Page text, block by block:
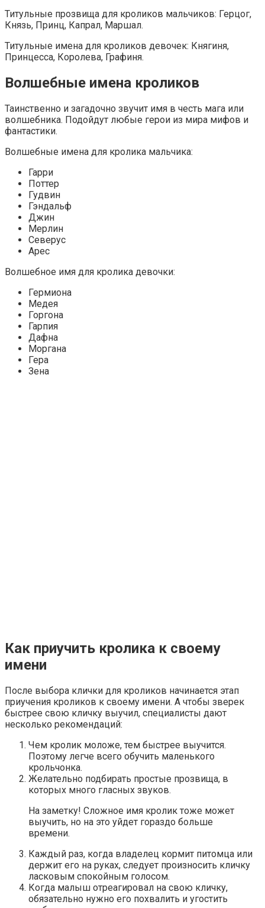
Титульные прозвища для кроликов мальчиков: Герцог,
Князь, Принц, Капрал, Маршал.
Титульные имена для кроликов девочек: Княгиня,
Принцесса, Королева, Графиня.
Волшебные имена кроликов
Таинственно и загадочно звучит имя в честь мага или
волшебника. Подойдут любые герои из мира мифов и
фантастики.
Волшебные имена для кролика мальчика:
Гарри
Поттер
Гудвин
Гэндальф
Джин
Мерлин
Северус
Арес
Волшебное имя для кролика девочки:
Гермиона
Медея
Горгона
Гарпия
Дафна
Моргана
Гера
Зена
Как приучить кролика к своему
имени
После выбора клички для кроликов начинается этап
приучения кроликов к своему имени. А чтобы зверек
быстрее свою кличку выучил, специалисты дают
несколько рекомендаций:
Чем кролик моложе, тем быстрее выучится.
Поэтому легче всего обучить маленького
крольчонка.
Желательно подбирать простые прозвища, в
которых много гласных звуков.
На заметку! Сложное имя кролик тоже может
выучить, но на это уйдет гораздо больше
времени.
Каждый раз, когда владелец кормит питомца или
держит его на руках, следует произносить кличку
ласковым спокойным голосом.
Когда малыш отреагировал на свою кличку,
обязательно нужно его похвалить и угостить